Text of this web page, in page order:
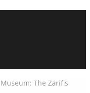
The Zarifis